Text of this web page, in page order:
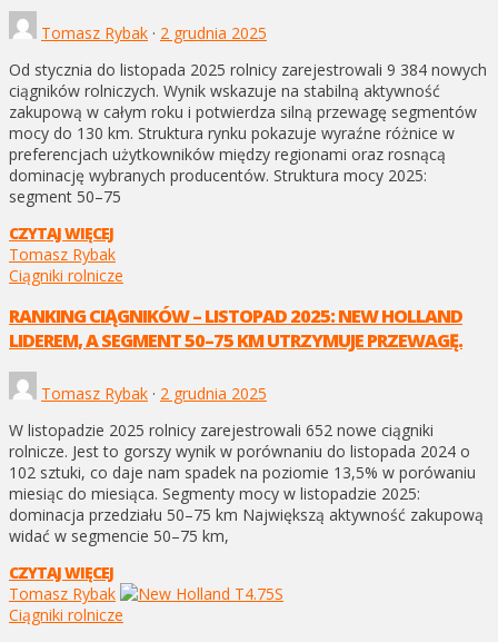
Tomasz Rybak · 2 grudnia 2025
Od stycznia do listopada 2025 rolnicy zarejestrowali 9 384 nowych
ciągników rolniczych. Wynik wskazuje na stabilną aktywność
zakupową w całym roku i potwierdza silną przewagę segmentów
mocy do 130 km. Struktura rynku pokazuje wyraźne różnice w
preferencjach użytkowników między regionami oraz rosnącą
dominację wybranych producentów. Struktura mocy 2025:
segment 50–75
CZYTAJ WIĘCEJ
Tomasz Rybak
Ciągniki rolnicze
RANKING CIĄGNIKÓW – LISTOPAD 2025: NEW HOLLAND
LIDEREM, A SEGMENT 50–75 KM UTRZYMUJE PRZEWAGĘ.
Tomasz Rybak · 2 grudnia 2025
W listopadzie 2025 rolnicy zarejestrowali 652 nowe ciągniki
rolnicze. Jest to gorszy wynik w porównaniu do listopada 2024 o
102 sztuki, co daje nam spadek na poziomie 13,5% w porówaniu
miesiąc do miesiąca. Segmenty mocy w listopadzie 2025:
dominacja przedziału 50–75 km Największą aktywność zakupową
widać w segmencie 50–75 km,
CZYTAJ WIĘCEJ
Tomasz Rybak
Ciągniki rolnicze